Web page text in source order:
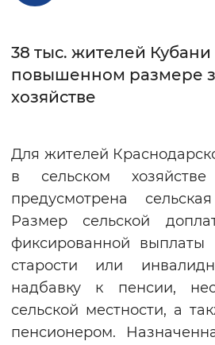
Монохромный
Включены
Звуковой
Воспроизвести
Вернуть
38 тыс. жителей
повышенном размере
хозяйстве
Для жителей
в сельском
предусмотрена
Размер сельской
фиксированной
старости или
надбавку к пенсии,
сельской местности, а
пенсионером.